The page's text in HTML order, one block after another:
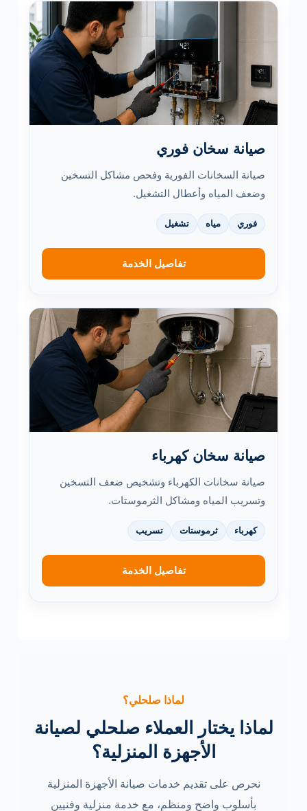
صيانة سخان فوري
صيانة السخانات الفورية وفحص مشاكل التسخين
وضعف المياه وأعطال التشغيل.
فوري مياه تشغيل
تفاصيل الخدمة
صيانة سخان كهرباء
صيانة سخانات الكهرباء وتشخيص ضعف التسخين
وتسريب المياه ومشاكل الثرموستات.
كهرباء ثرموستات تسريب
تفاصيل الخدمة
لماذا صلحلي؟
لماذا يختار العملاء صلحلي لصيانة
الأجهزة المنزلية؟
نحرص على تقديم خدمات صيانة الأجهزة المنزلية
بأسلوب واضح ومنظم، مع خدمة منزلية وفنيين